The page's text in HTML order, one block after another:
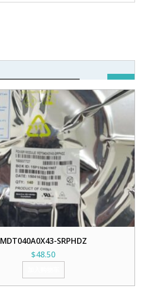
MDT040A0X43-SRPHDZ
$48.50